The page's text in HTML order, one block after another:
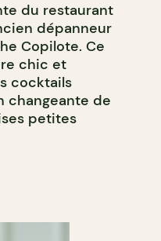
du restaurant
dépanneur
Copilote. Ce
chic et
cocktails
changeante de
petites